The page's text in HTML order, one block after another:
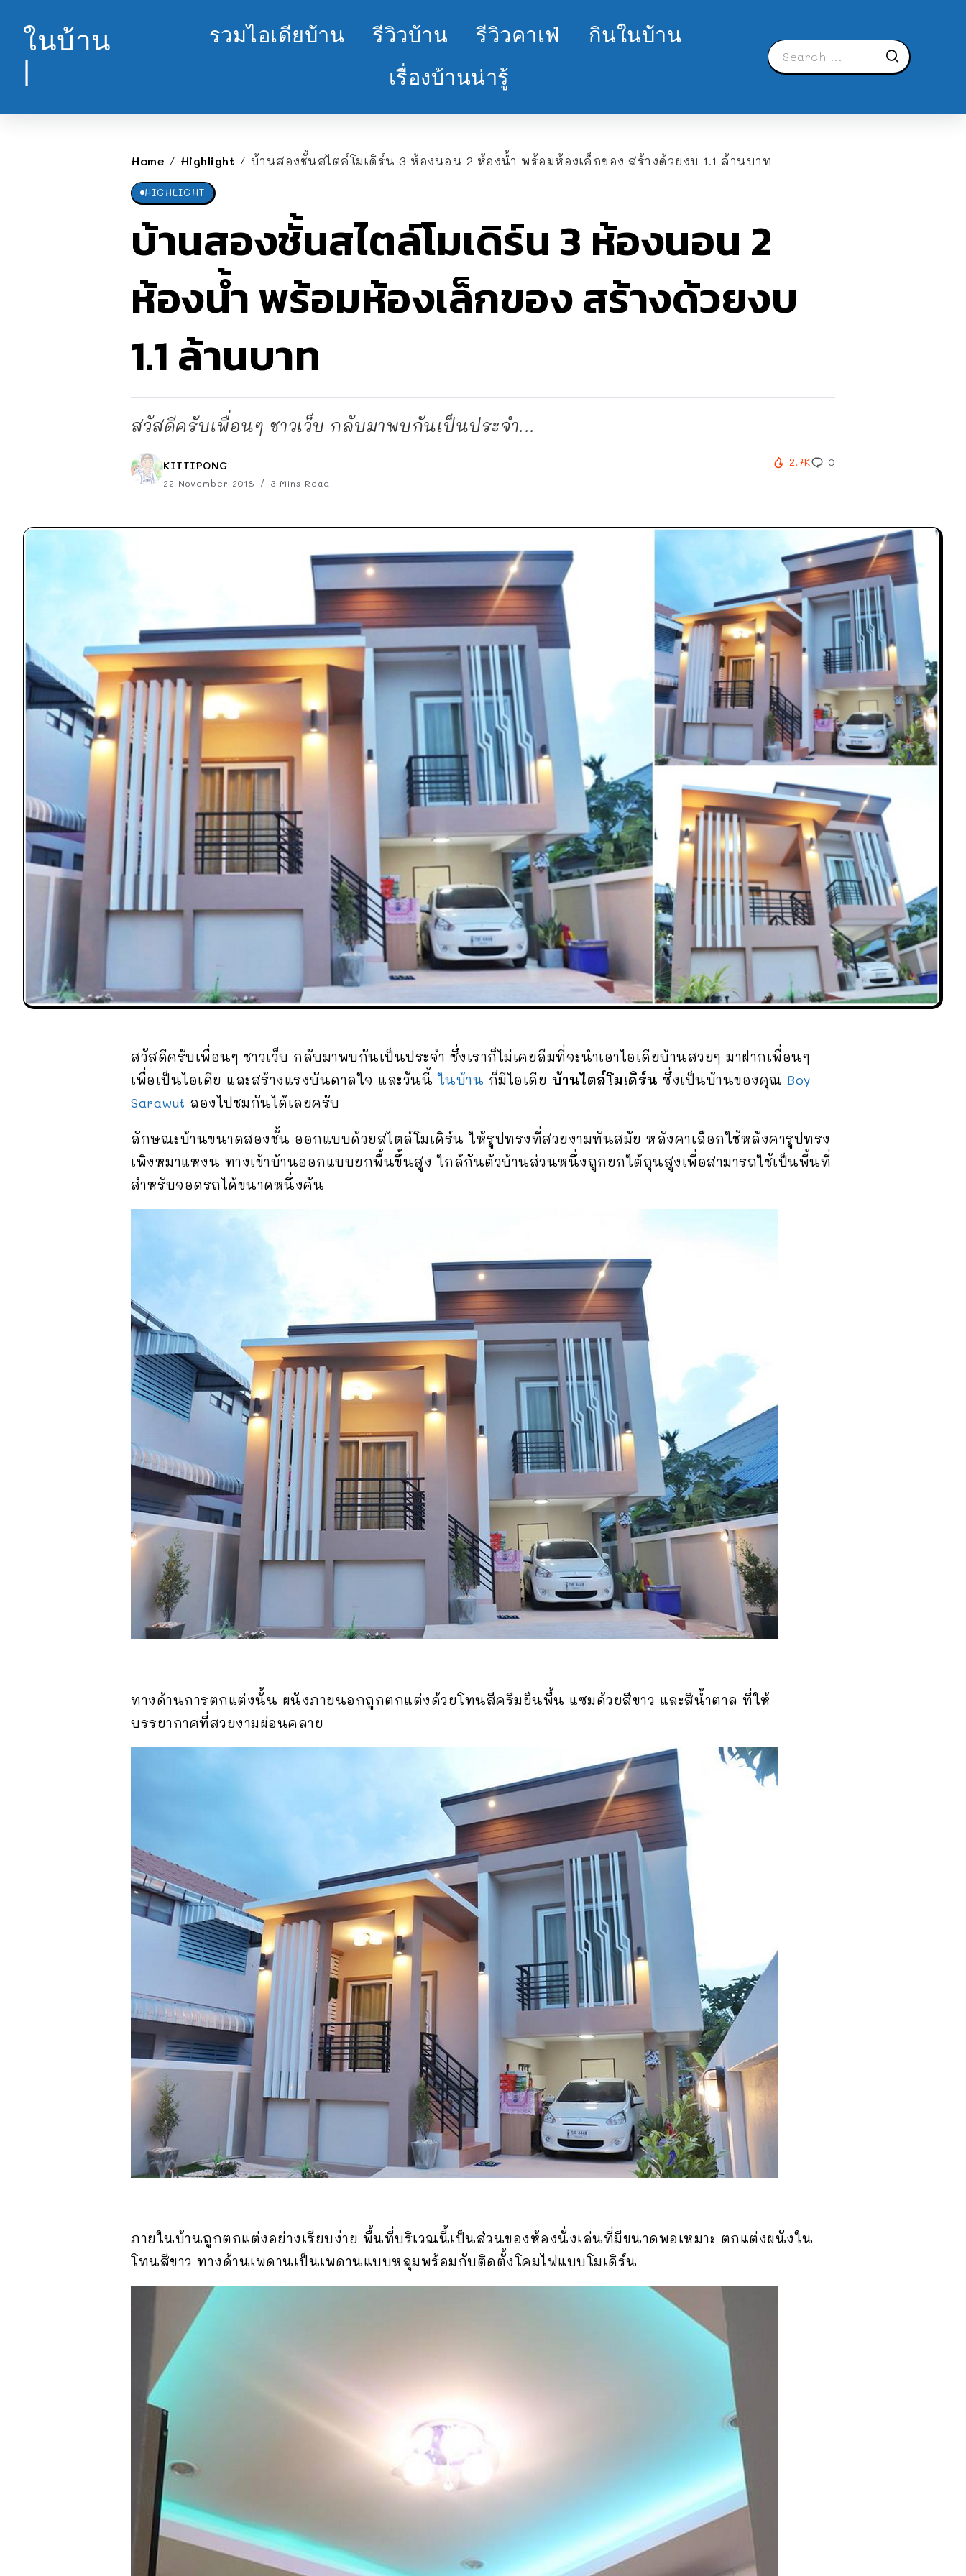
ในบ้าน
|
รวมไอเดียบ้าน รีวิวบ้าน รีวิวคาเฟ่
กินในบ้าน
เรื่องบ้านน่ารู้
Home / Highlight / บ้านสองชั้นสไตล์โมเดิร์น 3 ห้องนอน 2 ห้องน้ำ พร้อมห้องเล็กของ สร้างด้วยงบ 1.1 ล้านบาท
HIGHLIGHT
บ้านสองชั้นสไตล์โมเดิร์น 3 ห้องนอน 2
ห้องน้ำ พร้อมห้องเล็กของ สร้างด้วยงบ
1.1 ล้านบาท
สวัสดีครับเพื่อนๆ ชาวเว็บ กลับมาพบกันเป็นประจำ...
KITTIPONG
22 November 2018 3 Mins Read
2.7K 0
สวัสดีครับเพื่อนๆ ชาวเว็บ กลับมาพบกันเป็นประจำ ซึ่งเราก็ไม่เคยลืมที่จะนำเอาไอเดียบ้านสวยๆ มาฝากเพื่อนๆ
เพื่อเป็นไอเดีย และสร้างแรงบันดาลใจ และวันนี้ในบ้าน ก็มีไอเดีย บ้านไตล์โมเดิร์น ซึ่งเป็นบ้านของคุณ Boy
Sarawut ลองไปชมกันได้เลยครับ
ลักษณะบ้านขนาดสองชั้น ออกแบบด้วยสไตล์โมเดิร์น ให้รูปทรงที่สวยงามทันสมัย หลังคาเลือกใช้หลังคารูปทรง
เพิงหมาแหงน ทางเข้าบ้านออกแบบยกพื้นขึ้นสูง ใกล้กันตัวบ้านส่วนหนึ่งถูกยกใต้ถุนสูงเพื่อสามารถใช้เป็นพื้นที่
สำหรับจอดรถได้ขนาดหนึ่งคัน
ทางด้านการตกแต่งนั้น ผนังภายนอกถูกตกแต่งด้วยโทนสีครีมยืนพื้น แซมด้วยสีขาว และสีน้ำตาล ที่ให้
บรรยากาศที่สวยงามผ่อนคลาย
ภายในบ้านถูกตกแต่งอย่างเรียบง่าย พื้นที่บริเวณนี้เป็นส่วนของห้องนั่งเล่นที่มีขนาดพอเหมาะ ตกแต่งผนังใน
โทนสีขาว ทางด้านเพดานเป็นเพดานแบบหลุมพร้อมกับติดตั้งโคมไฟแบบโมเดิร์น